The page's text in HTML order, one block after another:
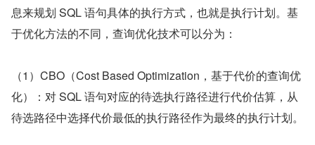
息来规划 SQL 语句具体的执行方式，也就是执行计划。基
于优化方法的不同，查询优化技术可以分为：
（1）CBO（Cost Based Optimization，基于代价的查询优
化）：对 SQL 语句对应的待选执行路径进行代价估算，从
待选路径中选择代价最低的执行路径作为最终的执行计划。